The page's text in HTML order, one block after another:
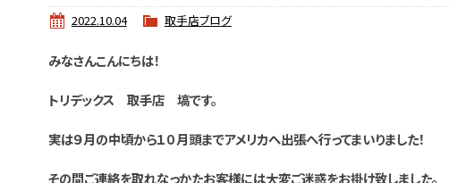
2022.10.04 取手店ブログ
みなさんこんにちは！
トリデックス 取手店 塙です。
実は９月の中頃から１０月頭までアメリカへ出張へ行ってまいりました！
その間ご連絡を取れなっかたお客様には大変ご迷惑をお掛け致しました。